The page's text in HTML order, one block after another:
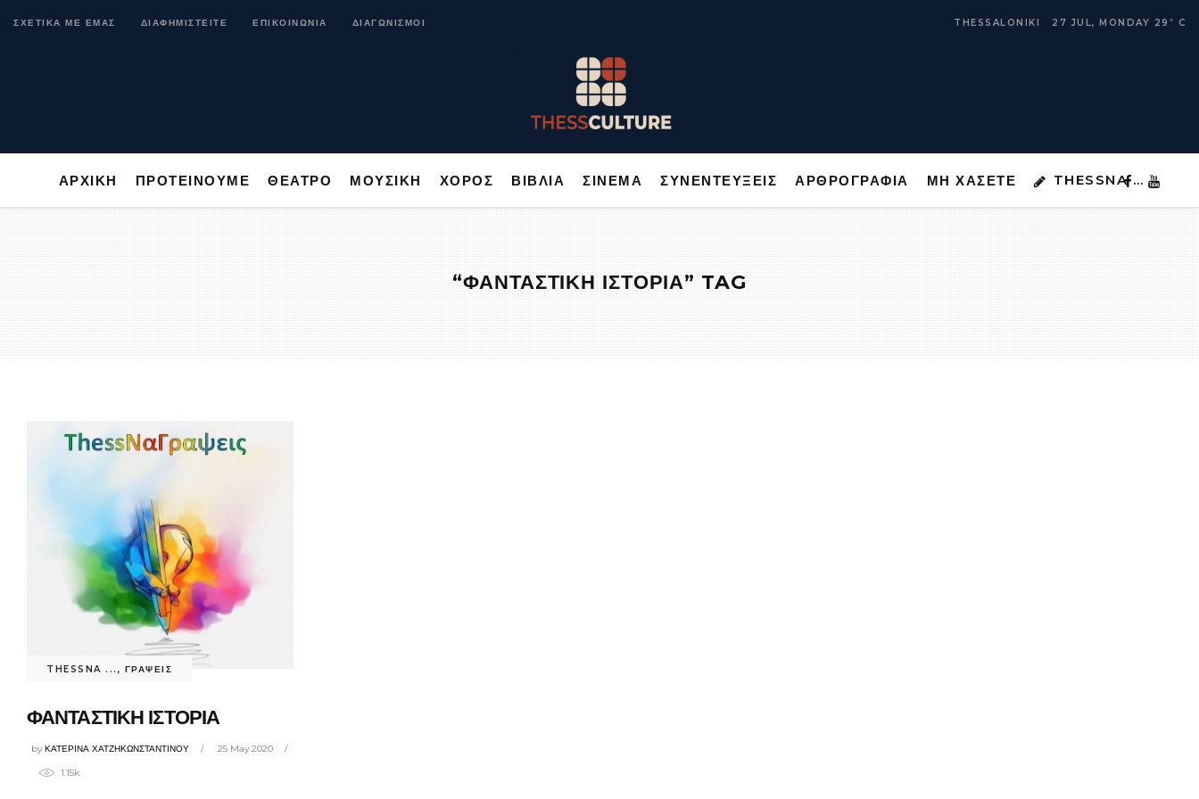
ΣΧΕΤΙΚΑ ΜΕ ΕΜΑΣ ΔΙΑΦΗΜΙΣΤΕΙΤΕ ΕΠΙΚΟΙΝΩΝΙΑ ΔΙΑΓΩΝΙΣΜΟΙ THESSALONIKI 27 JUL, MONDAY 29 ° C
ΑΡΧΙΚΗ ΠΡΟΤΕΙΝΟΥΜΕ ΘΕΑΤΡΟ ΜΟΥΣΙΚΗ ΧΟΡΟΣ ΒΙΒΛΙΑ ΣΙΝΕΜΑ ΣΥΝΕΝΤΕΥΞΕΙΣ ΑΡΘΡΟΓΡΑΦΙΑ ΜΗ ΧΑΣΕΤΕ THESSNA …
ΑΡΧΙΚΗ ΠΡΟΤΕΙΝΟΥΜΕ ΘΕΑΤΡΟ ΜΟΥΣΙΚΗ ΜΗ ΧΑΣΕΤΕ THESSNA …
“ΦΑΝΤΑΣΤΙΚΗ ΙΣΤΟΡΙΑ” TAG
THESSNA ... , ΓΡΑΨΕΙΣ
ΦΑΝΤΑΣΤΙΚΗ ΙΣΤΟΡΙΑ
byΚΑΤΕΡΙΝΑ ΧΑΤΖΗΚΩΝΣΤΑΝΤΙΝΟΥ 25 May 2020
1.15k